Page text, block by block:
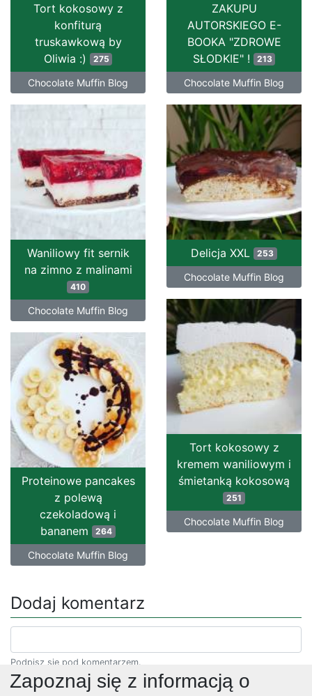
ZAKUPU
AUTORSKIEGO E-
BOOKA "ZDROWE
SŁODKIE" !
213
Chocolate Muffin Blog
Tort kokosowy z
konfiturą
truskawkową by
Oliwia :)
275
Chocolate Muffin Blog
Waniliowy fit sernik
na zimno z malinami
410
Chocolate Muffin Blog
Delicja XXL 253
Chocolate Muffin Blog
Tort kokosowy z
kremem waniliowym i
śmietanką kokosową
251
Chocolate Muffin Blog
Proteinowe pancakes
z polewą
czekoladową i
bananem 264
Chocolate Muffin Blog
Dodaj komentarz
Podpisz się pod komentarzem.
Zapoznaj się z informacją o